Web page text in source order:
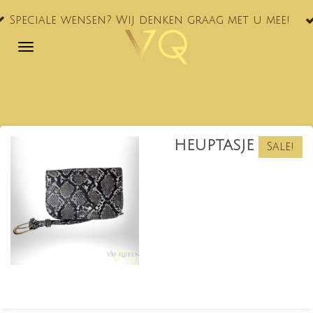
Ga
naar
Wij denken graag met u mee!
HEUPTASJE Sale!